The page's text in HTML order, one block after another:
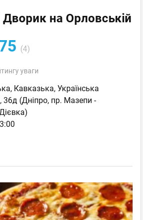
на Орловській
(4)
уваги
, Кавказька, Українська
36д (Дніпро, пр. Мазепи -